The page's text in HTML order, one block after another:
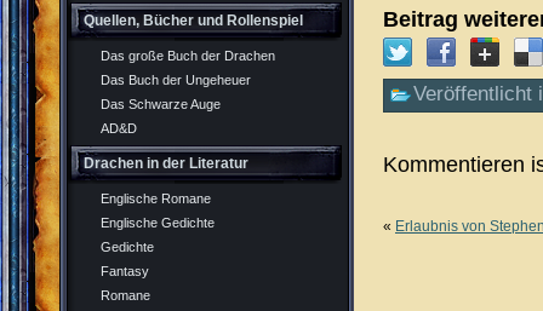
Quellen, Bücher und Rollenspiel
Das große Buch der Drachen
Das Buch der Ungeheuer
Das Schwarze Auge
AD&D
Drachen in der Literatur
Englische Romane
Englische Gedichte
Gedichte
Fantasy
Romane
Beitrag
Veröffentlicht
Kommentieren
« Erlaubnis von